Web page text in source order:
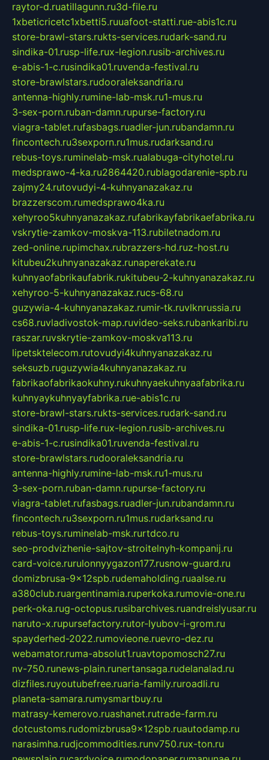
raytor-d.ruatillagunn.ru3d-file.ru
1xbeticricetc1xbetti5.ruuafoot-statti.rue-abis1c.ru
store-brawl-stars.rukts-services.rudark-sand.ru
sindika-01.rusp-life.rux-legion.rusib-archives.ru
e-abis-1-c.rusindika01.ruvenda-festival.ru
store-brawlstars.rudooraleksandria.ru
antenna-highly.rumine-lab-msk.ru1-mus.ru
3-sex-porn.ruban-damn.rupurse-factory.ru
viagra-tablet.rufasbags.ruadler-jun.rubandamn.ru
fincontech.ru3sexporn.ru1mus.rudarksand.ru
rebus-toys.ruminelab-msk.rualabuga-cityhotel.ru
medsprawo-4-ka.ru2864420.rublagodarenie-spb.ru
zajmy24.rutovudyi-4-kuhnyanazakaz.ru
brazzerscom.rumedsprawo4ka.ru
xehyroo5kuhnyanazakaz.rufabrikayfabrikaefabrika.ru
vskrytie-zamkov-moskva-113.rubiletnadom.ru
zed-online.rupimchax.rubrazzers-hd.ruz-host.ru
kitubeu2kuhnyanazakaz.runaperekate.ru
kuhnyaofabrikaufabrik.rukitubeu-2-kuhnyanazakaz.ru
xehyroo-5-kuhnyanazakaz.rucs-68.ru
guzywia-4-kuhnyanazakaz.rumir-tk.ruvlknrussia.ru
cs68.ruvladivostok-map.ruvideo-seks.rubankaribi.ru
raszar.ruvskrytie-zamkov-moskva113.ru
lipetsktelecom.rutovudyi4kuhnyanazakaz.ru
seksuzb.ruguzywia4kuhnyanazakaz.ru
fabrikaofabrikaokuhny.rukuhnyaekuhnyaafabrika.ru
kuhnyaykuhnyayfabrika.rue-abis1c.ru
store-brawl-stars.rukts-services.rudark-sand.ru
sindika-01.rusp-life.rux-legion.rusib-archives.ru
e-abis-1-c.rusindika01.ruvenda-festival.ru
store-brawlstars.rudooraleksandria.ru
antenna-highly.rumine-lab-msk.ru1-mus.ru
3-sex-porn.ruban-damn.rupurse-factory.ru
viagra-tablet.rufasbags.ruadler-jun.rubandamn.ru
fincontech.ru3sexporn.ru1mus.rudarksand.ru
rebus-toys.ruminelab-msk.rurtdco.ru
seo-prodvizhenie-sajtov-stroitelnyh-kompanij.ru
card-voice.rurulonnyygazon177.rusnow-guard.ru
domizbrusa-9x12spb.rudemaholding.ruaalse.ru
a380club.ruargentinamia.ruperkoka.rumovie-one.ru
perk-oka.rug-octopus.rusibarchives.ruandreislyusar.ru
naruto-x.rupursefactory.rutor-lyubov-i-grom.ru
spayderhed-2022.rumovieone.ruevro-dez.ru
webamator.ruma-absolut1.ruavtopomosch27.ru
nv-750.runews-plain.runertansaga.rudelanalad.ru
dizfiles.ruyoutubefree.ruaria-family.ruroadli.ru
planeta-samara.rumysmartbuy.ru
matrasy-kemerovo.ruashanet.rutrade-farm.ru
dotcustoms.rudomizbrusa9x12spb.ruautodamp.ru
narasimha.rudjcommodities.runv750.rux-ton.ru